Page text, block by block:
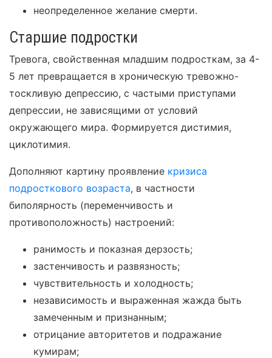
неопределенное желание смерти.
Старшие подростки
Тревога, свойственная младшим подросткам, за 4-
5 лет превращается в хроническую тревожно-
тоскливую депрессию, с частыми приступами
депрессии, не зависящими от условий
окружающего мира. Формируется дистимия,
циклотимия.
Дополняют картину проявление кризиса
подросткового возраста, в частности
биполярность (переменчивость и
противоположность) настроений:
ранимость и показная дерзость;
застенчивость и развязность;
чувствительность и холодность;
независимость и выраженная жажда быть
замеченным и признанным;
отрицание авторитетов и подражание
кумирам;